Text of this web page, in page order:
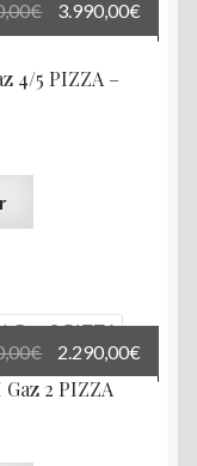
4/5 PIZZA –
€
Le
prix
initial
3.990,00€
prix
2 PIZZA
€
Le
prix
2.290,00€
prix